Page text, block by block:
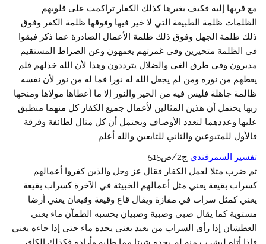
مع قربها إليه فكيف بغيرها كذلك الكفار تراكمت على قلوبهم
الظلمات ظلمة الطبيعة التي لا خير فيها وفوقها ظلمة الكفر وفوق
ذلك ظلمة الجهل وفوق ذلك ظلمة الأعمال الصادرة عما ذكر فبقوا
في الظلمة متحيرين وفي غمرتهم يعمهون وعن الصراط المستقيم
مدبرون وفي طرق الغي والضلال يترددون وهذا لأن الله خذلهم فلم
يعطهم من نوره ومن لم يجعل الله له نورا فما له من نور لأن نفسه
ظالمة جاهلة فليس فيه من الخير والنور إلا ما أعطاها مولاها ومنحها
ربها يحتمل أن هذين المثالين لأعمال جميع الكفار كل منهما منطبق
عليها وعددهما لتعدد الأوصاف ويحتمل أن كل مثال لطائفة وفرقة
فالأول للمتبوعين والثاني للتابعين والله أعلم
تفسير السمرقندي ج2/ص515
ثم ضرب مثلا لعمل الكفار فقال عز وجل والذين كفروا أعمالهم
كسراب بقيعة يعني مثل أعمالهم الخبيثة في الآخرة كسراب بقيعة
يعني كمثل سراب في مفازة ويقال قاع وقيعة وقيعان يعني أرضا
مستوية كما يقال صبي وصبية وصبيان يحسبه الظمآن ماء يعني
العطشان إذا رأى السراب من بعيد يعني يجده ماء حتى إذا جاءه يعني